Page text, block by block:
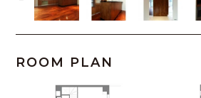
ROOM PLAN